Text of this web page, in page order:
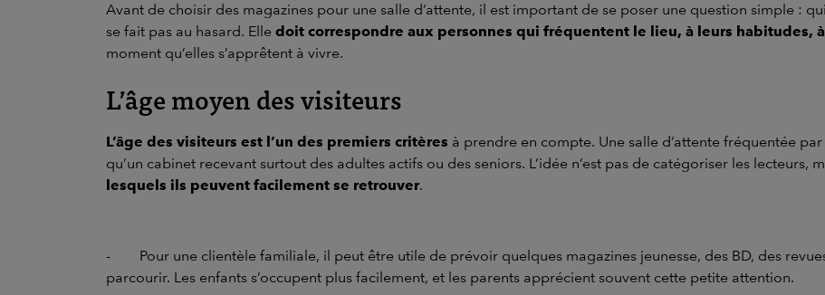
Avant de choisir des magazines pour une salle d’attente, il est important de se poser une question simple :
se fait pas au hasard. Elle doit correspondre aux personnes qui fréquentent le lieu, à leurs habitudes,
moment qu’elles s’apprêtent à vivre.
L’âge moyen des visiteurs
L’âge des visiteurs est l’un des premiers critères à prendre en compte. Une salle d’attente fréquentée
qu’un cabinet recevant surtout des adultes actifs ou des seniors. L’idée n’est pas de catégoriser les lecteurs,
lesquels ils peuvent facilement se retrouver.
-
Pour une clientèle familiale, il peut être utile de prévoir quelques magazines jeunesse, des BD, des
parcourir. Les enfants s’occupent plus facilement, et les parents apprécient souvent cette petite attention.